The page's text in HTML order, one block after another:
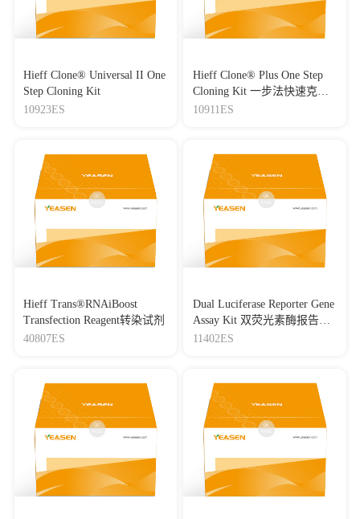
Hieff Clone® Universal II One
Step Cloning Kit
10923ES
Hieff Clone® Plus One Step
Cloning Kit 一步法快速克隆
试剂盒
10911ES
Hieff Trans®RNAiBoost
Transfection Reagent转染试剂
40807ES
Dual Luciferase Reporter Gene
Assay Kit 双荧光素酶报告基
因检测试剂盒
11402ES